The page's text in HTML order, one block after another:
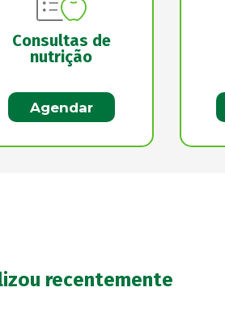
Consultas de
nutrição
Agendar
recentemente